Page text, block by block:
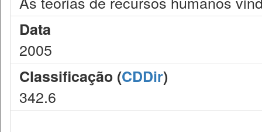
Data
2005
Classificação (CDDir)
342.6